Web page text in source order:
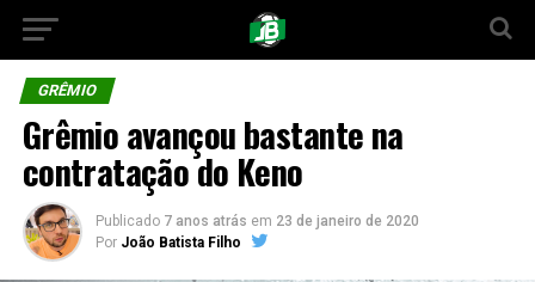
GRÊMIO
Grêmio avançou bastante na
contratação do Keno
Publicado 7 anos atrás em 23 de janeiro de 2020
Por João Batista Filho